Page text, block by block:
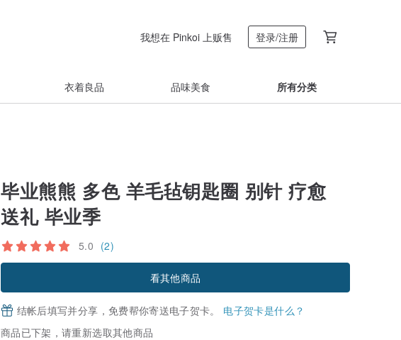
我想在 Pinkoi 上贩售 登录/注册
衣着良品 品味美食 所有分类
毕业熊熊 多色 羊毛毡钥匙圈 别针 疗愈
送礼 毕业季
5.0 (2)
看其他商品
结帐后填写并分享，免费帮你寄送电子贺卡。 电子贺卡是什么？
商品已下架，请重新选取其他商品